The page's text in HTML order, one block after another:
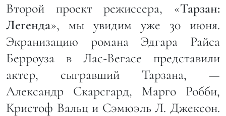
Второй проект режиссера, «Тарзан:
Легенда», мы увидим уже 30 июня.
Экранизацию романа Эдгара Райса
Берроуза в Лас-Вегасе представили
актер, сыгравший Тарзана, —
Александр Скарсгард, Марго Робби,
Кристоф Вальц и Сэмюэль Л. Джексон.